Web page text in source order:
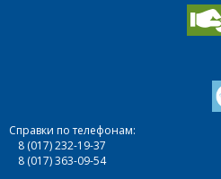
Справки по телефонам:
8 (017) 232-19-37
8 (017) 363-09-54